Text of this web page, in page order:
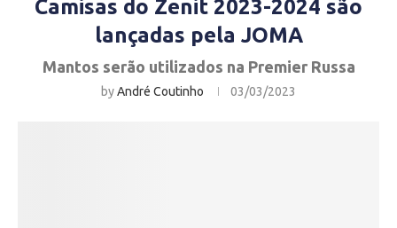
Camisas do Zenit 2023-2024 são
lançadas pela JOMA
Mantos serão utilizados na Premier Russa
byAndré Coutinho 03/03/2023